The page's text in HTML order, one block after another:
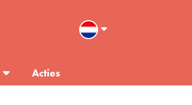
Acties